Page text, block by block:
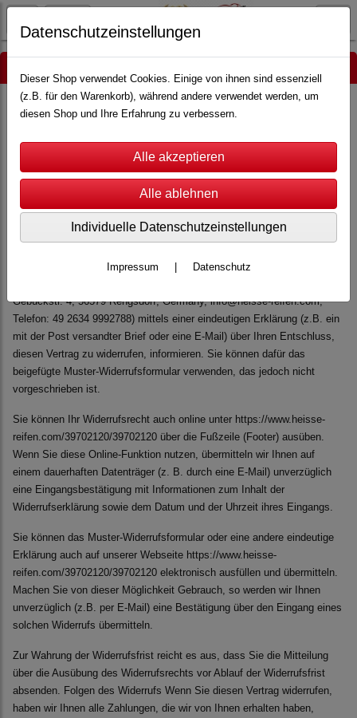
Widerrufsformular herunterladen
Widerrufsbelehrung
Widerrufsrecht Sie haben das Recht, binnen vierzehn Tagen ohne
Angabe von Gründen diesen Vertrag zu widerrufen.
Die Widerrufsfrist beträgt vierzehn Tage ab dem Tag, an dem Sie oder
ein von Ihnen benannter Dritter, der nicht der Beförderer ist, die letzte
Gebückstr. 4, 56579 Rengsdorf, Germany, info@heisse-reifen.com,
Telefon: 49 2634 9992788) mittels einer eindeutigen Erklärung (z.B. ein
mit der Post versandter Brief oder eine E-Mail) über Ihren Entschluss,
diesen Vertrag zu widerrufen, informieren. Sie können dafür das
beigefügte Muster-Widerrufsformular verwenden, das jedoch nicht
vorgeschrieben ist.
Sie können Ihr Widerrufsrecht auch online unter https://www.heisse-
reifen.com/39702120/39702120 über die Fußzeile (Footer) ausüben.
Wenn Sie diese Online-Funktion nutzen, übermitteln wir Ihnen auf
einem dauerhaften Datenträger (z. B. durch eine E-Mail) unverzüglich
eine Eingangsbestätigung mit Informationen zum Inhalt der
Widerrufserklärung sowie dem Datum und der Uhrzeit ihres Eingangs.
Sie können das Muster-Widerrufsformular oder eine andere eindeutige
Erklärung auch auf unserer Webseite https://www.heisse-
reifen.com/39702120/39702120 elektronisch ausfüllen und übermitteln.
Machen Sie von dieser Möglichkeit Gebrauch, so werden wir Ihnen
unverzüglich (z.B. per E-Mail) eine Bestätigung über den Eingang eines
solchen Widerrufs übermitteln.
Zur Wahrung der Widerrufsfrist reicht es aus, dass Sie die Mitteilung
über die Ausübung des Widerrufsrechts vor Ablauf der Widerrufsfrist
absenden. Folgen des Widerrufs Wenn Sie diesen Vertrag widerrufen,
haben wir Ihnen alle Zahlungen, die wir von Ihnen erhalten haben,
Datenschutzeinstellungen
Dieser Shop verwendet Cookies. Einige von ihnen sind essenziell
(z.B. für den Warenkorb), während andere verwendet werden, um
diesen Shop und Ihre Erfahrung zu verbessern.
Individuelle Datenschutzeinstellungen
Impressum Datenschutz